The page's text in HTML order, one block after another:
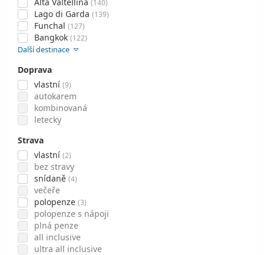
(140)
Lago di Garda (139)
Funchal (127)
Bangkok (122)
Další destinace
Doprava
vlastní (9)
autokarem
kombinovaná
letecky
Strava
vlastní (2)
bez stravy
snídaně (4)
večeře
polopenze (3)
polopenze s nápoji
plná penze
all inclusive
ultra all inclusive